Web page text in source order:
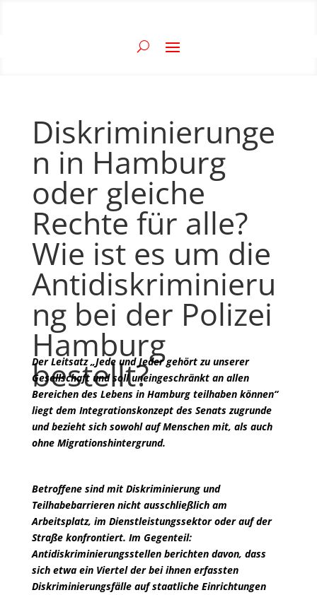
Diskriminierunge
n in Hamburg
oder gleiche
Rechte für alle?
Wie ist es um die
Antidiskriminieru
ng bei der Polizei
Hamburg
bestellt?
Der Leitsatz „Jede und Jeder gehört zu unserer
Gesellschaft und soll uneingeschränkt an allen
Bereichen des Lebens in Hamburg teilhaben können“
liegt dem Integrationskonzept des Senats zugrunde
und bezieht sich sowohl auf Menschen mit, als auch
ohne Migrationshintergrund.
Betroffene sind mit Diskriminierung und
Teilhabebarrieren nicht ausschließlich am
Arbeitsplatz, im Dienstleistungssektor oder auf der
Straße konfrontiert. Im Gegenteil:
Antidiskriminierungsstellen berichten davon, dass
sich etwa ein Viertel der bei ihnen erfassten
Diskriminierungsfälle auf staatliche Einrichtungen